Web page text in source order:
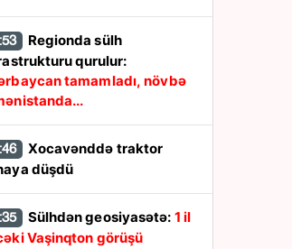
qurulur:
tamamladı, növbə
düşdü
Sülhdən geosiyasətə: 1 il
Vaşinqton görüşü